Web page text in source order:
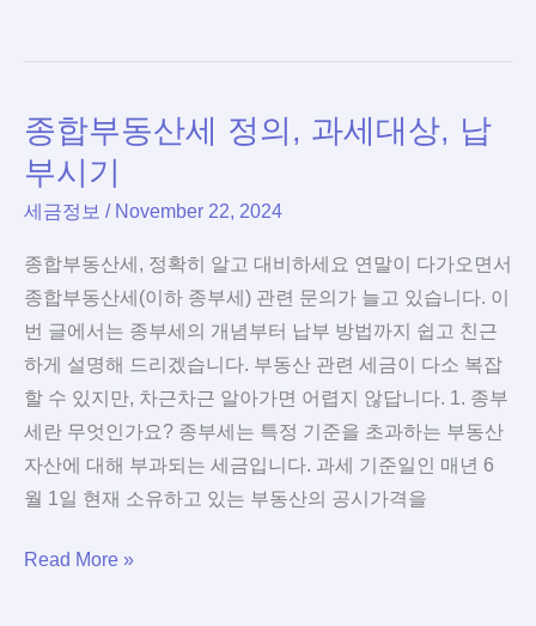
소
종
류
공
적
연
금
소
득
사
적
연
소
종합부동산세 정의, 과세대상, 납
부시기
세금정보 / November 22, 2024
종합부동산세, 정확히 알고 대비하세요 연말이 다가오면서
종합부동산세(이하 종부세) 관련 문의가 늘고 있습니다. 이
번 글에서는 종부세의 개념부터 납부 방법까지 쉽고 친근
하게 설명해 드리겠습니다. 부동산 관련 세금이 다소 복잡
할 수 있지만, 차근차근 알아가면 어렵지 않답니다. 1. 종부
세란 무엇인가요? 종부세는 특정 기준을 초과하는 부동산
자산에 대해 부과되는 세금입니다. 과세 기준일인 매년 6
월 1일 현재 소유하고 있는 부동산의 공시가격을
종
Read More »